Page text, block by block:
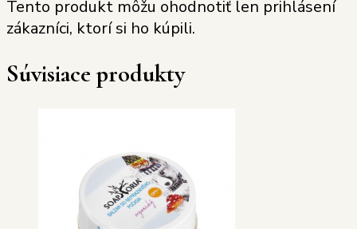
Tento produkt môžu ohodnotiť len prihlásení
zákazníci, ktorí si ho kúpili.
Súvisiace produkty